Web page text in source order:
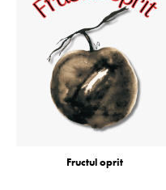
Fructul oprit